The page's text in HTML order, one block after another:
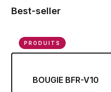
Best-seller
PRODUITS
BOUGIE BFR-V10